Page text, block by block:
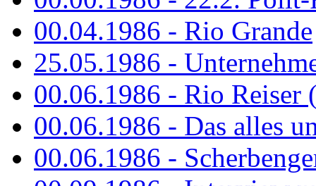
00.04.1986 - Rio Grande
25.05.1986 -
00.06.1986 - Rio Reiser
00.06.1986 - Das alles
00.06.1986 -